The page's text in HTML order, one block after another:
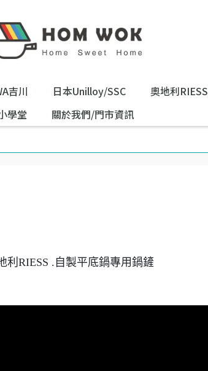
吉川 日本Unilloy/SSC 奧地利RIESS
學堂
關於我們/門市資訊
RIESS .自製平底鍋專用鍋鏟